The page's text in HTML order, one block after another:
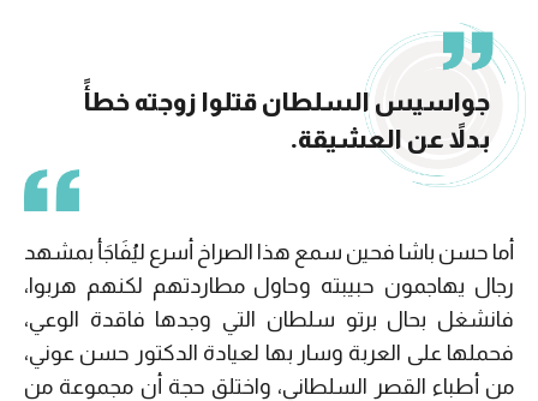
جواسيس السلطان قتلوا زوجته خطأً
بدلاً عن العشيقة.
أما حسن باشا فحين سمع هذا الصراخ أسرع ليُفَاجَأ بمشهد
رجال يهاجمون حبيبته وحاول مطاردتهم لكنهم هربوا،
فانشغل بحال برتو سلطان التي وجدها فاقدة الوعي،
فحملها على العربة وسار بها لعيادة الدكتور حسن عوني،
من أطباء القصر السلطاني، واختلق حجة أن مجموعة من